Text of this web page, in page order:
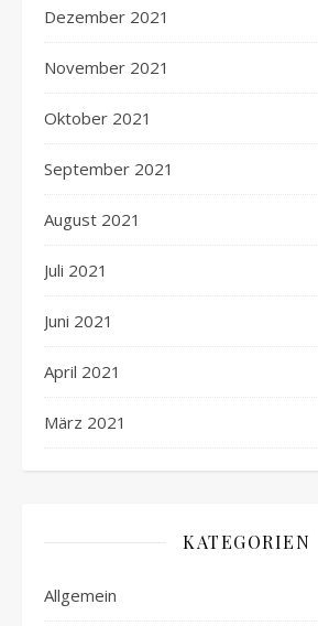
Dezember 2021
November 2021
Oktober 2021
September 2021
August 2021
Juli 2021
Juni 2021
April 2021
März 2021
KATEGORIEN
Allgemein